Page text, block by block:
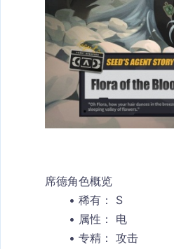
席德角色概览
稀有：
S
属性：
电
专精： 攻击